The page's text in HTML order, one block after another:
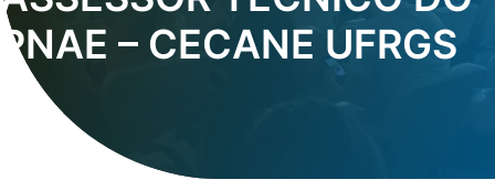
PNAE – CECANE UFRGS